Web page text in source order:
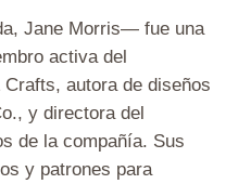
Jane Morris— fue una
activa del
autora de diseños
y directora del
de la compañía. Sus
y patrones para